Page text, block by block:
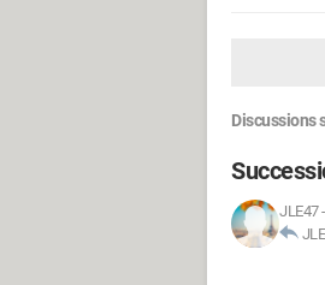
Discussions
JLE47-